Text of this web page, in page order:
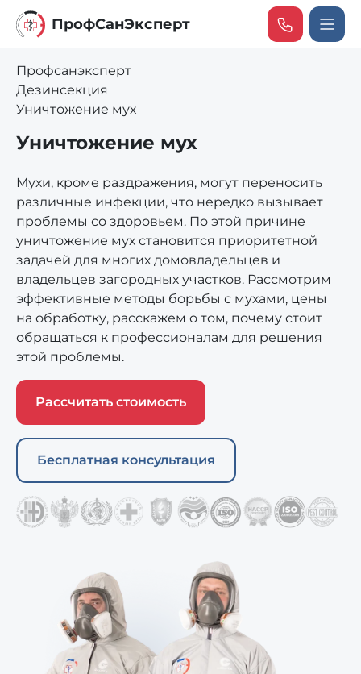
ПрофCанЭксперт
Профсанэксперт
Дезинсекция
Уничтожение мух
Уничтожение мух
Мухи, кроме раздражения, могут переносить
различные инфекции, что нередко вызывает
проблемы со здоровьем. По этой причине
уничтожение мух становится приоритетной
задачей для многих домовладельцев и
владельцев загородных участков. Рассмотрим
эффективные методы борьбы с мухами, цены
на обработку, расскажем о том, почему стоит
обращаться к профессионалам для решения
этой проблемы.
Рассчитать стоимость
Бесплатная консультация